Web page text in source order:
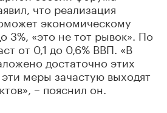
что реализация
экономическому
3%, «это не тот рывок». По
от 0,1 до 0,6% ВВП. «В
достаточно этих
меры зачастую выходят
– пояснил он.